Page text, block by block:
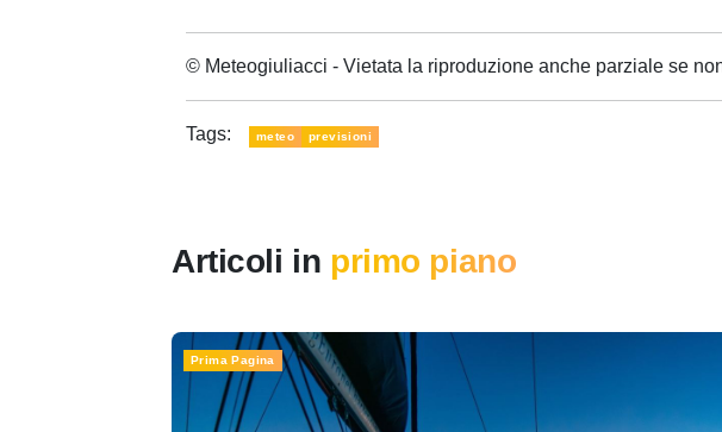
© Meteogiuliacci - Vietata la riproduzione anche parziale se
Tags: meteo previsioni
Articoli in primo piano
Prima Pagina